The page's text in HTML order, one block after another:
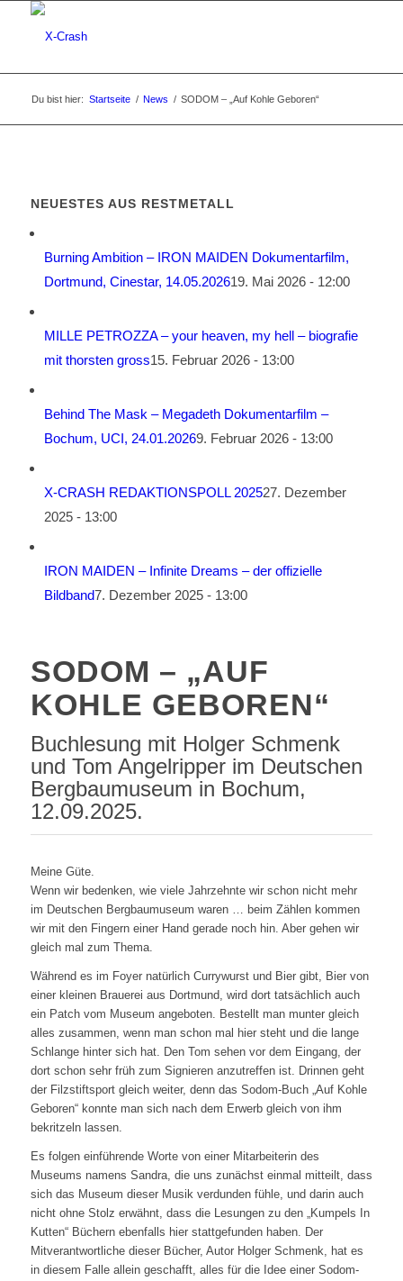
Du bist hier: Startseite / News / SODOM – „Auf Kohle Geboren“
NEUESTES AUS RESTMETALL
Burning Ambition – IRON MAIDEN Dokumentarfilm,
Dortmund, Cinestar, 14.05.202619. Mai 2026 - 12:00
MILLE PETROZZA – your heaven, my hell – biografie
mit thorsten gross15. Februar 2026 - 13:00
Behind The Mask – Megadeth Dokumentarfilm –
Bochum, UCI, 24.01.20269. Februar 2026 - 13:00
X-CRASH REDAKTIONSPOLL 202527. Dezember
2025 - 13:00
IRON MAIDEN – Infinite Dreams – der offizielle
Bildband7. Dezember 2025 - 13:00
SODOM – „AUF
KOHLE GEBOREN“
Buchlesung mit Holger Schmenk
und Tom Angelripper im Deutschen
Bergbaumuseum in Bochum,
12.09.2025.
Meine Güte.
Wenn wir bedenken, wie viele Jahrzehnte wir schon nicht mehr
im Deutschen Bergbaumuseum waren … beim Zählen kommen
wir mit den Fingern einer Hand gerade noch hin. Aber gehen wir
gleich mal zum Thema.
Während es im Foyer natürlich Currywurst und Bier gibt, Bier von
einer kleinen Brauerei aus Dortmund, wird dort tatsächlich auch
ein Patch vom Museum angeboten. Bestellt man munter gleich
alles zusammen, wenn man schon mal hier steht und die lange
Schlange hinter sich hat. Den Tom sehen vor dem Eingang, der
dort schon sehr früh zum Signieren anzutreffen ist. Drinnen geht
der Filzstiftsport gleich weiter, denn das Sodom-Buch „Auf Kohle
Geboren“ konnte man sich nach dem Erwerb gleich von ihm
bekritzeln lassen.
Es folgen einführende Worte von einer Mitarbeiterin des
Museums namens Sandra, die uns zunächst einmal mitteilt, dass
sich das Museum dieser Musik verdunden fühle, und darin auch
nicht ohne Stolz erwähnt, dass die Lesungen zu den „Kumpels In
Kutten“ Büchern ebenfalls hier stattgefunden haben. Der
Mitverantwortliche dieser Bücher, Autor Holger Schmenk, hat es
in diesem Falle allein geschafft, alles für die Idee einer Sodom-